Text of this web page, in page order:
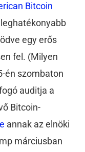
Bitcoin
egy erős
fel. (Milyen
én szombaton
auditja a
Bitcoin-
annak az elnöki
márciusban